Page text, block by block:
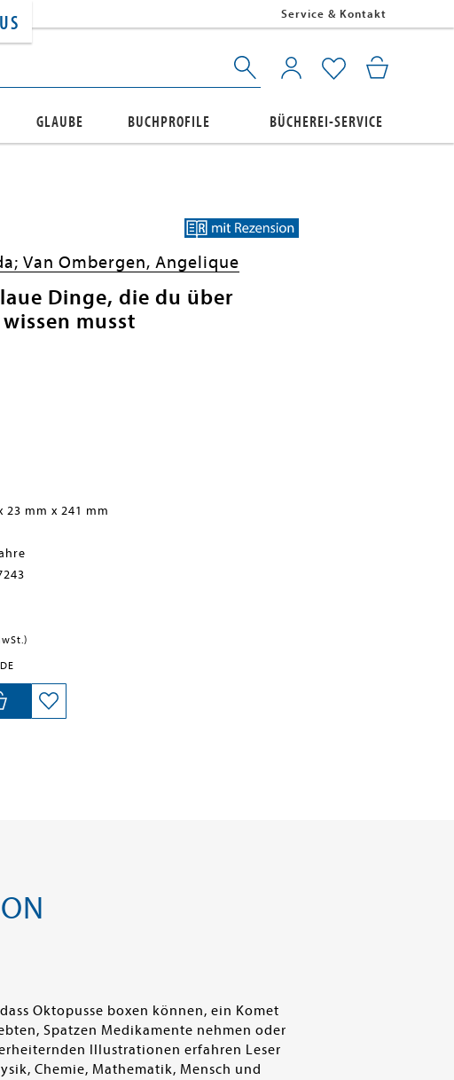
Service & Kontakt
GLAUBE BUCHPROFILE BÜCHEREI-SERVICE
Van Ombergen, Angelique
Dinge, die du über
musst
23 mm x 241 mm
Oktopusse boxen können, ein Komet
Spatzen Medikamente nehmen oder
Illustrationen erfahren Leser
Chemie, Mathematik, Mensch und